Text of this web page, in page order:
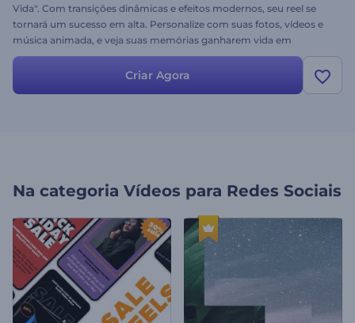
Vida". Com transições dinâmicas e efeitos modernos, seu reel se
tornará um sucesso em alta. Personalize com suas fotos, vídeos e
música animada, e veja suas memórias ganharem vida em
segundos. Perfeito para quem deseja criar um impacto duradouro
nas redes sociais. Crie agora e deixe seus seguidores aproveitarem
seus momentos inesquecíveis!
Criar Agora
Na categoria Vídeos para Redes Sociais